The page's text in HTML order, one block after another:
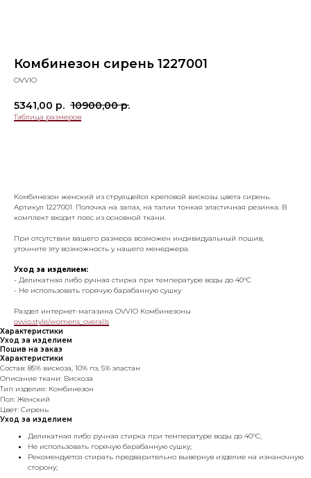
Комбинезон сирень 1227001
OVVIO
5341,00 р. 10900,00 р.
Таблица размеров
Комбинезон женский из струящейся креповой вискозы цвета сирень.
Артикул 1227001. Полочка на запах, на талии тонкая эластичная резинка. В
комплект входит пояс из основной ткани.
При отсутствии вашего размера возможен индивидуальный пошив,
уточните эту возможность у нашего менеджера.
Уход за изделием:
- Деликатная либо ручная стирка при температуре воды до 40°C
- Не использовать горячую барабанную сушку
Раздел интернет-магазина OVVIO Комбинезоны
ovvio.style/womens_overalls
Характеристики
Уход за изделием
Пошив на заказ
Характеристики
Состав: 85% вискоза, 10% пэ, 5% эластан
Описание ткани: Вискоза
Тип изделия: Комбинезон
Пол: Женский
Цвет: Сирень
Уход за изделием
Деликатная либо ручная стирка при температуре воды до 40°C;
Не использовать горячую барабанную сушку;
Рекомендуется стирать предварительно вывернув изделие на изнаночную
сторону;